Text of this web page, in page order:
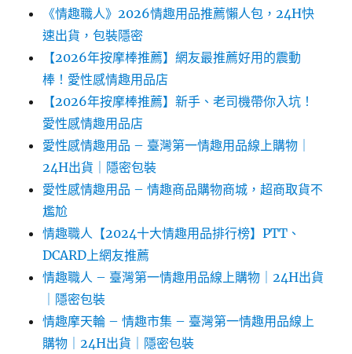
《情趣職人》2026情趣用品推薦懶人包，24H快
速出貨，包裝隱密
【2026年按摩棒推薦】網友最推薦好用的震動
棒！愛性感情趣用品店
【2026年按摩棒推薦】新手、老司機帶你入坑！
愛性感情趣用品店
愛性感情趣用品 – 臺灣第一情趣用品線上購物｜
24H出貨｜隱密包裝
愛性感情趣用品 – 情趣商品購物商城，超商取貨不
尷尬
情趣職人【2024十大情趣用品排行榜】PTT、
DCARD上網友推薦
情趣職人 – 臺灣第一情趣用品線上購物｜24H出貨
｜隱密包裝
情趣摩天輪 – 情趣市集 – 臺灣第一情趣用品線上
購物｜24H出貨｜隱密包裝